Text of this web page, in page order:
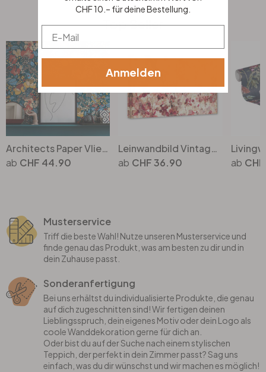
Top Seller
Architects Paper Vliestapete Floral Impression Blumentapete floral bunt, blau, orange, beige, gelb
CHF 44.90
Leinwandbild Vintage Blütenmuster
CHF 36.90
Musterservice
Triff die beste Wahl! Nutze unseren Musterservice und
finde genau das Produkt, was am besten zu dir und in
dein Zuhause passt.
Sonderanfertigung
Bei uns erhältst du individualisierte Produkte, die genau
auf dich zugeschnitten sind! Wir fertigen deinen
Lieblingsspruch, dein eigenes Motiv oder dein Logo als
coole Wanddekoration gerne für dich an.
Oder bist du auf der Suche nach einem stylischen
Teppich, der perfekt in dein Zimmer passt? Sag uns
einfach, was du dir wünschst und wir machen es möglich!
CHF 10.– für deine Bestellung.
Email
Anmelden